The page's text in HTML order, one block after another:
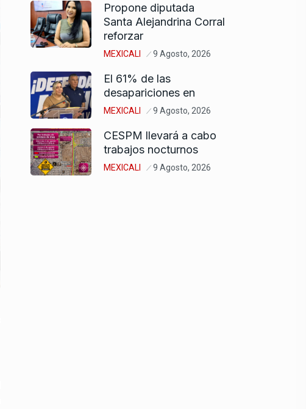
Propone diputada
Santa Alejandrina Corral
reforzar
MEXICALI 9 Agosto, 2026
El 61% de las
desapariciones en
MEXICALI 9 Agosto, 2026
CESPM llevará a cabo
trabajos nocturnos
MEXICALI 9 Agosto, 2026